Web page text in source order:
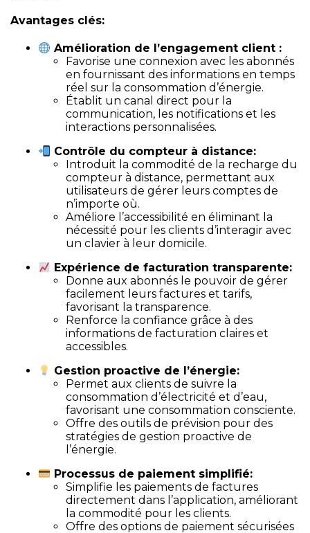
Avantages clés:
Amélioration de l’engagement client :
Favorise une connexion avec les abonnés
en fournissant des informations en temps
réel sur la consommation d’énergie.
Établit un canal direct pour la
communication, les notifications et les
interactions personnalisées.
Contrôle du compteur à distance:
Introduit la commodité de la recharge du
compteur à distance, permettant aux
utilisateurs de gérer leurs comptes de
n’importe où.
Améliore l’accessibilité en éliminant la
nécessité pour les clients d’interagir avec
un clavier à leur domicile.
Expérience de facturation transparente:
Donne aux abonnés le pouvoir de gérer
facilement leurs factures et tarifs,
favorisant la transparence.
Renforce la confiance grâce à des
informations de facturation claires et
accessibles.
Gestion proactive de l’énergie:
Permet aux clients de suivre la
consommation d’électricité et d’eau,
favorisant une consommation consciente.
Offre des outils de prévision pour des
stratégies de gestion proactive de
l’énergie.
Processus de paiement simplifié:
Simplifie les paiements de factures
directement dans l’application, améliorant
la commodité pour les clients.
Offre des options de paiement sécurisées